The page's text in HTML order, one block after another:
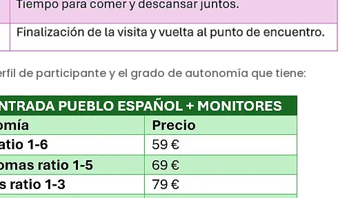
de participante y el grado de autonomía que tiene: